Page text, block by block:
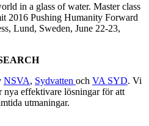
in a glass of water. Master class
2016 Pushing Humanity Forward
Lund, Sweden, June 22-23,
NSVA, Sydvatten och VA SYD. Vi
nya effektivare lösningar för att
utmaningar.